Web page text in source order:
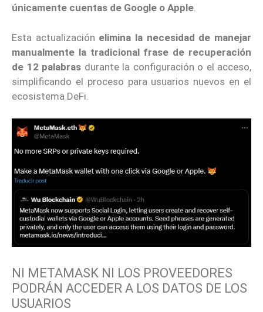
únicamente cuentas de Google o Apple.
Esta actualización elimina la necesidad de manejar
manualmente la tradicional frase de recuperación
de 12 palabras durante la configuración o el acceso,
simplificando el proceso para usuarios nuevos en el
ecosistema DeFi.
NI METAMASK NI LOS PROVEEDORES
PODRÁN ACCEDER A LOS DATOS DE LOS
USUARIOS